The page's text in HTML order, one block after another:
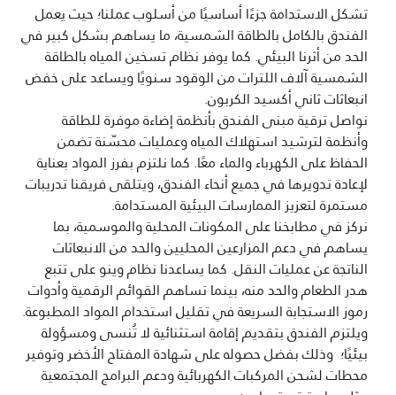
تشكل الاستدامة جزءًا أساسيًا من أسلوب عملنا؛ حيث يعمل
الفندق بالكامل بالطاقة الشمسية، ما يساهم بشكل كبير في
الحد من أثرنا البيئي. كما يوفر نظام تسخين المياه بالطاقة
الشمسية آلاف اللترات من الوقود سنويًا ويساعد على خفض
انبعاثات ثاني أكسيد الكربون.
نواصل ترقية مبنى الفندق بأنظمة إضاءة موفرة للطاقة
وأنظمة لترشيد استهلاك المياه وعمليات محسّنة تضمن
الحفاظ على الكهرباء والماء معًا. كما نلتزم بفرز المواد بعناية
لإعادة تدويرها في جميع أنحاء الفندق، ويتلقى فريقنا تدريبات
مستمرة لتعزيز الممارسات البيئية المستدامة.
نركز في مطابخنا على المكونات المحلية والموسمية، بما
يساهم في دعم المزارعين المحليين والحد من الانبعاثات
الناتجة عن عمليات النقل. كما يساعدنا نظام وينو على تتبع
هدر الطعام والحد منه، بينما تساهم القوائم الرقمية وأدوات
رموز الاستجابة السريعة في تقليل استخدام المواد المطبوعة.
ويلتزم الفندق بتقديم إقامة استثنائية لا تُنسى ومسؤولة
بيئيًا؛ وذلك بفضل حصوله على شهادة المفتاح الأخضر وتوفير
محطات لشحن المركبات الكهربائية ودعم البرامج المجتمعية